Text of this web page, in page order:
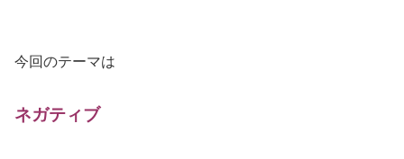
今回のテーマは
ネガティブ